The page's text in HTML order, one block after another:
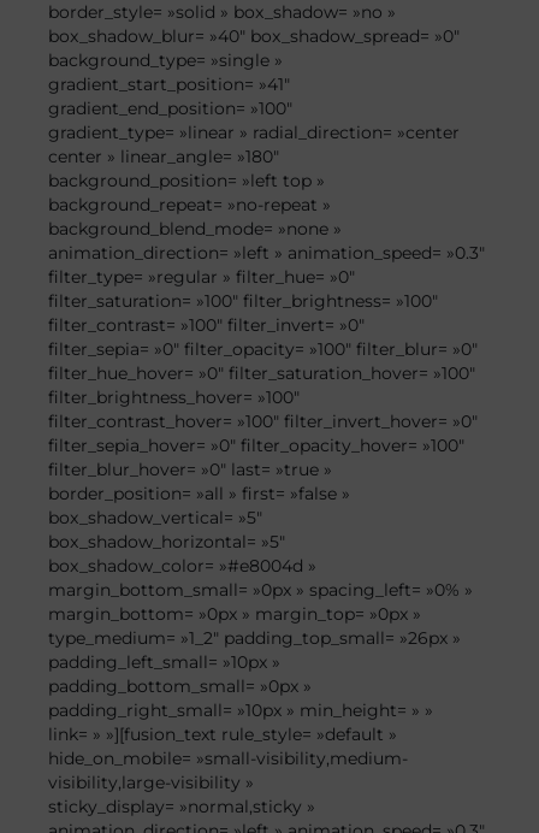
border_style= »solid » box_shadow= »no »
box_shadow_blur= »40″ box_shadow_spread= »0″
background_type= »single »
gradient_start_position= »41″
gradient_end_position= »100″
gradient_type= »linear » radial_direction= »center
center » linear_angle= »180″
background_position= »left top »
background_repeat= »no-repeat »
background_blend_mode= »none »
animation_direction= »left » animation_speed= »0.3″
filter_type= »regular » filter_hue= »0″
filter_saturation= »100″ filter_brightness= »100″
filter_contrast= »100″ filter_invert= »0″
filter_sepia= »0″ filter_opacity= »100″ filter_blur= »0″
filter_hue_hover= »0″ filter_saturation_hover= »100″
filter_brightness_hover= »100″
filter_contrast_hover= »100″ filter_invert_hover= »0″
filter_sepia_hover= »0″ filter_opacity_hover= »100″
filter_blur_hover= »0″ last= »true »
border_position= »all » first= »false »
box_shadow_vertical= »5″
box_shadow_horizontal= »5″
box_shadow_color= »#e8004d »
margin_bottom_small= »0px » spacing_left= »0% »
margin_bottom= »0px » margin_top= »0px »
type_medium= »1_2″ padding_top_small= »26px »
padding_left_small= »10px »
padding_bottom_small= »0px »
padding_right_small= »10px » min_height= » »
link= » »][fusion_text rule_style= »default »
hide_on_mobile= »small-visibility,medium-
visibility,large-visibility »
sticky_display= »normal,sticky »